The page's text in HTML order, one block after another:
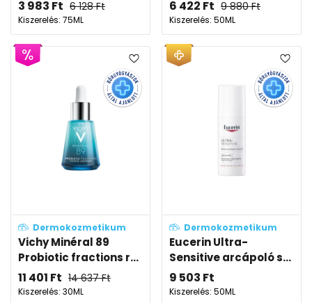
3 983 Ft 6 128Ft
Kiszerelés: 75ML
6 422 Ft 9 880Ft
Kiszerelés: 50ML
Dermokozmetikum
Vichy Minéral 89
Probiotic fractions r...
11 401 Ft 14 637Ft
Kiszerelés: 30ML
Dermokozmetikum
Eucerin Ultra-
Sensitive arcápoló s...
9 503 Ft
Kiszerelés: 50ML